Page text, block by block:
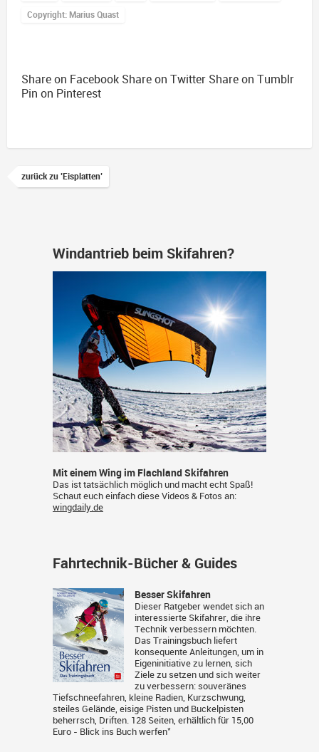
Copyright: Marius Quast
Share on Facebook Share on Twitter Share on Tumblr
Pin on Pinterest
zurück zu 'Eisplatten'
Windantrieb beim Skifahren?
Mit einem Wing im Flachland Skifahren
Das ist tatsächlich möglich und macht echt Spaß!
Schaut euch einfach diese Videos & Fotos an:
wingdaily.de
Fahrtechnik-Bücher & Guides
Besser Skifahren
Dieser Ratgeber wendet sich an
interessierte Skifahrer, die ihre
Technik verbessern möchten.
Das Trainingsbuch liefert
konsequente Anleitungen, um in
Eigeninitiative zu lernen, sich
Ziele zu setzen und sich weiter
zu verbessern: souveränes
Tiefschneefahren, kleine Radien, Kurzschwung,
steiles Gelände, eisige Pisten und Buckelpisten
beherrsch, Driften. 128 Seiten, erhältlich für 15,00
Euro - Blick ins Buch werfen*